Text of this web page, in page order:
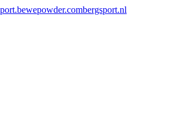
wepowder.combergsport.nl